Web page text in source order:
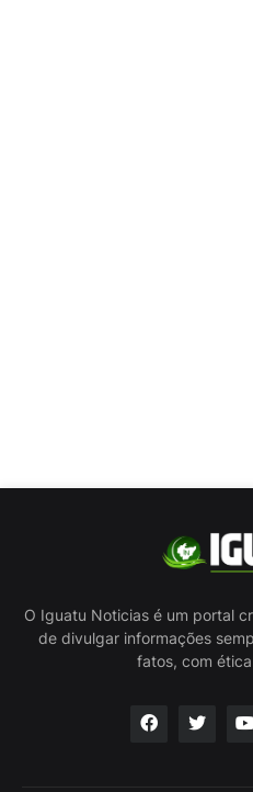
O Iguatu Noticias é um portal
de divulgar informações
fatos, com